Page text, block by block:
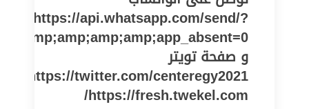
https://api.whatsapp.com/send/?
و صفحة تويتر
https://twitter.com/centeregy2021
https://fresh.twekel.com/